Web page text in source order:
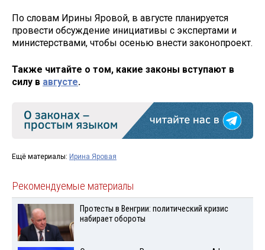
По словам Ирины Яровой, в августе планируется
провести обсуждение инициативы с экспертами и
министерствами, чтобы осенью внести законопроект.
Также читайте о том, какие законы вступают в
силу в августе.
Ещё материалы: Ирина Яровая
Рекомендуемые материалы
Протесты в Венгрии: политический кризис
набирает обороты